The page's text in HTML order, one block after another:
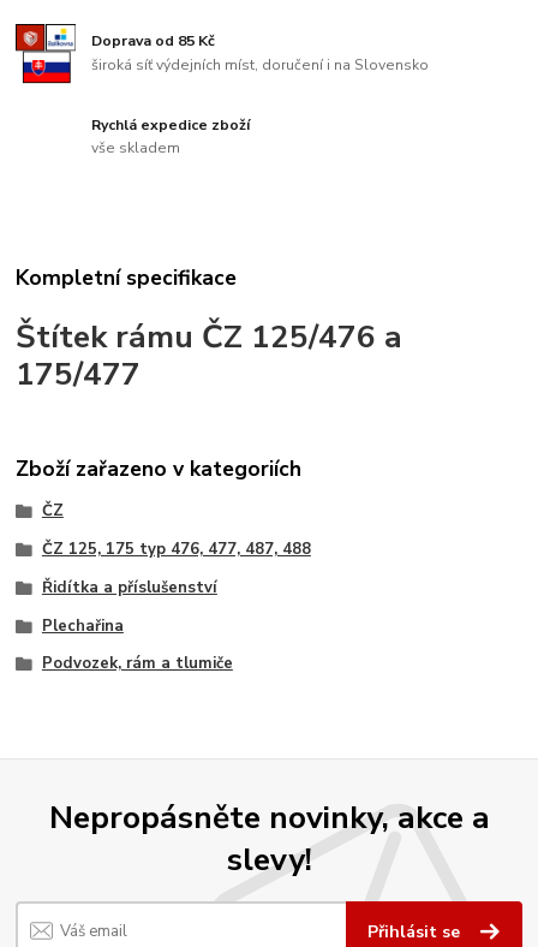
Doprava od 85 Kč
široká síť výdejních míst, doručení i na Slovensko
Rychlá expedice zboží
vše skladem
Kompletní specifikace
Štítek rámu ČZ 125/476 a
175/477
Zboží zařazeno v kategoriích
ČZ
ČZ 125, 175 typ 476, 477, 487, 488
Řidítka a příslušenství
Plechařina
Podvozek, rám a tlumiče
Nepropásněte novinky, akce a
slevy!
Přihlásit se